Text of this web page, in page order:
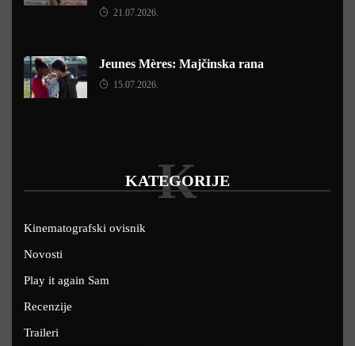
21.07.2026.
Jeunes Mères: Majčinska rana
15.07.2026.
KATEGORIJE
K
Kinematografski ovisnik
Novosti
Play it again Sam
Recenzije
Traileri